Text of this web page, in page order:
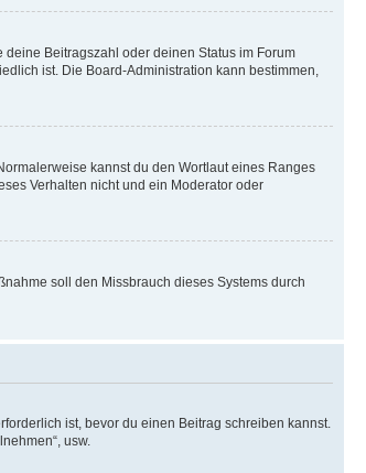
Beitragszahl oder deinen Status im Forum
ist. Die Board-Administration kann bestimmen,
kannst du den Wortlaut eines Ranges
Verhalten nicht und ein Moderator oder
soll den Missbrauch dieses Systems durch
ist, bevor du einen Beitrag schreiben kannst.
usw.